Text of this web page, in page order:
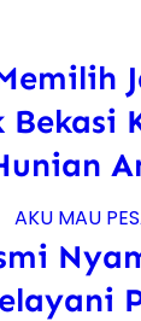
Bekasi
AKU MAU